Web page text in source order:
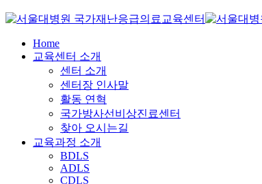
Home
교육센터 소개
센터 소개
센터장 인사말
활동 연혁
국가방사선비상진료센터
찾아 오시는길
교육과정 소개
BDLS
ADLS
CDLS